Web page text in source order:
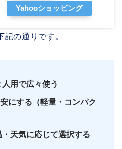
Yahooショッピング
の通りです。
用で広々使う
にする（軽量・コンパク
天気に応じて選択する